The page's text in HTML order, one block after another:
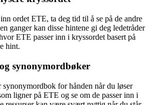
ordet ETE, ta deg tid til å se på de andre
ganger kan disse hintene gi deg ledetråder
ETE passer inn i kryssordet basert på
hint.
synonymordbøker
for hånden når du løser
ligner på ETE og se om de passer inn i